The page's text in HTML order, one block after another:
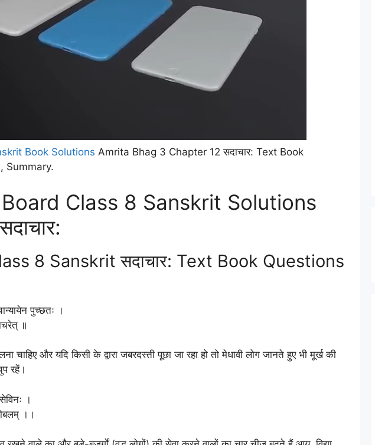
Book Solutions Amrita Bhag 3 Chapter 12 सदाचार: Text Book
Summary.
Class 8 Sanskrit Solutions
8 Sanskrit सदाचार: Text Book Questions
पुच्छतः ।
॥
चाहिए और यदि किसी के द्वारा जबरदस्ती पूछा जा रहा हो तो मेधावी लोग जानते हुए भी मूर्ख की
रहें।
।
।।